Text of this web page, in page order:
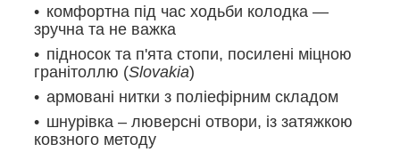
комфортна під час ходьби колодка —
зручна та не важка
підносок та п'ята стопи, посилені міцною
гранітоллю (Slovakia)
армовані нитки з поліефірним складом
шнурівка – люверсні отвори, із затяжкою
ковзного методу